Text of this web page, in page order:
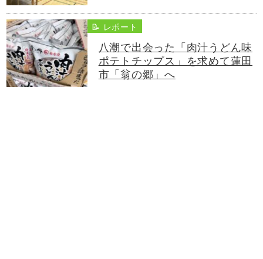
📝 レポート
八潮で出会った「肉汁うどん味
ポテトチップス」を求めて蓮田
市「翁の郷」へ